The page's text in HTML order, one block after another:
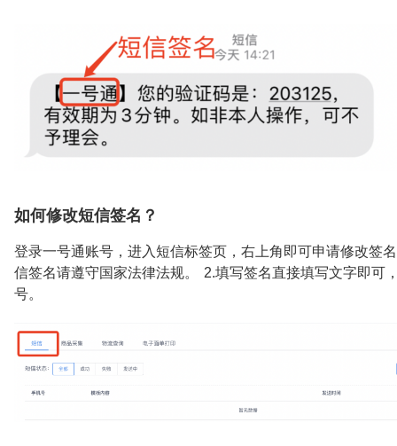
如何修改短信签名？
登录一号通账号，进入短信标签页，右上角即可申请修改签
信签名请遵守国家法律法规。 2.填写签名直接填写文字即可
号。